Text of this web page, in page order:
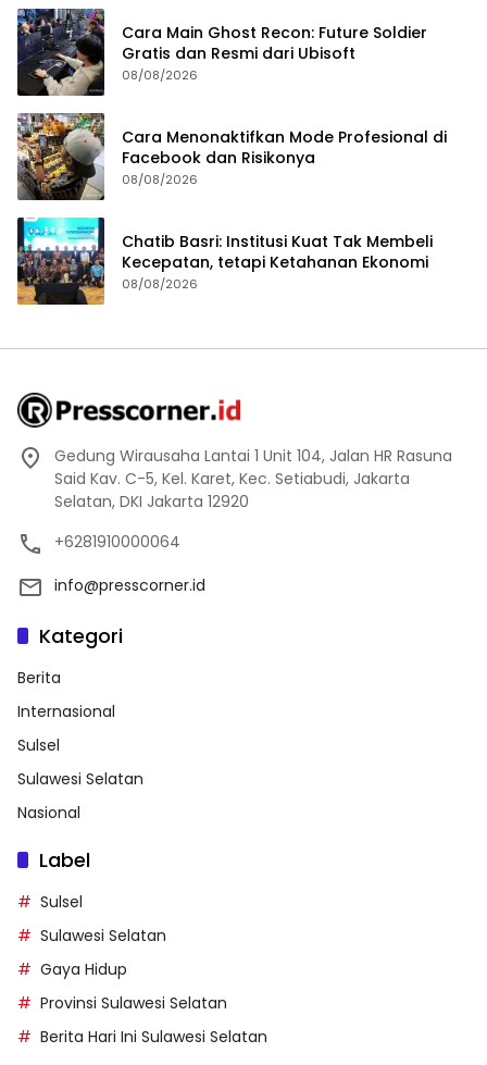
Cara Main Ghost Recon: Future Soldier
Gratis dan Resmi dari Ubisoft
08/08/2026
Cara Menonaktifkan Mode Profesional di
Facebook dan Risikonya
08/08/2026
Chatib Basri: Institusi Kuat Tak Membeli
Kecepatan, tetapi Ketahanan Ekonomi
08/08/2026
Gedung Wirausaha Lantai 1 Unit 104, Jalan HR Rasuna
Said Kav. C-5, Kel. Karet, Kec. Setiabudi, Jakarta
Selatan, DKI Jakarta 12920
+6281910000064
info@presscorner.id
Kategori
Berita
Internasional
Sulsel
Sulawesi Selatan
Nasional
Label
Sulsel
Sulawesi Selatan
Gaya Hidup
Provinsi Sulawesi Selatan
Berita Hari Ini Sulawesi Selatan